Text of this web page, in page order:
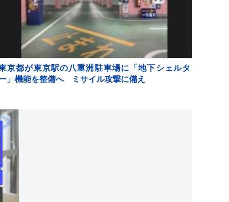
京都が東京駅の八重洲駐車場に「地下シェルタ
」機能を整備へ ミサイル攻撃に備え